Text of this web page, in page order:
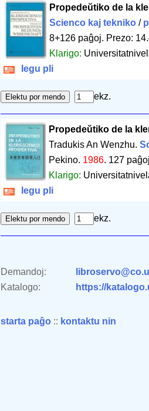
Propedeŭtiko de la
Scienco kaj tekniko/
8+126 paĝoj. Prezo:
Klarigo:
legu pli
ekz.
Propedeŭtiko de la
Tradukis An Wenzhu.
Pekino. 1986. 127
Klarigo:
legu pli
ekz.
Demandoj:
Katalogo:
https://
starta paĝo :: kontaktu nin